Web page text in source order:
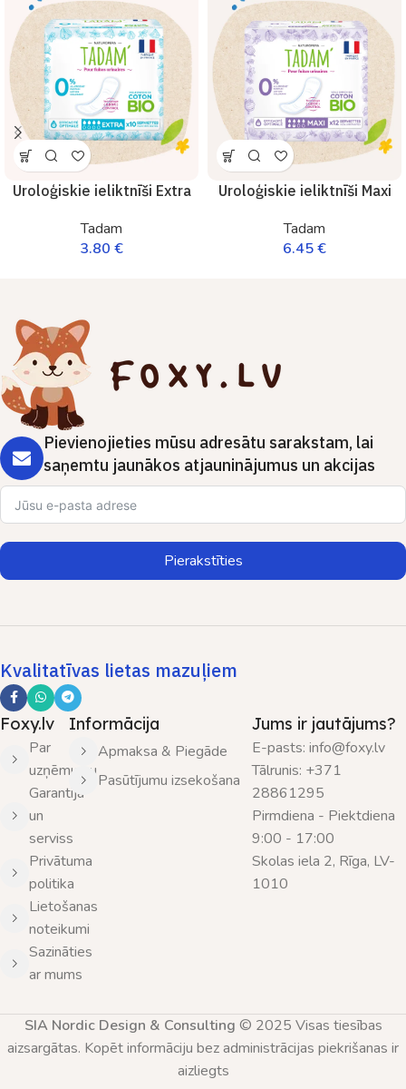
Uroloģiskie ieliktnīši Extra
Tadam
3.80 €
Uroloģiskie ieliktnīši Maxi
Tadam
6.45€
Pievienojieties mūsu adresātu sarakstam, lai
saņemtu jaunākos atjauninājumus un akcijas
Pierakstīties
Kvalitatīvas lietas mazuļiem
Foxy.lv
Par
uzņēmumu
Garantija
un
serviss
Privātuma
politika
Lietošanas
noteikumi
Sazināties
ar mums
Informācija
Apmaksa & Piegāde
Pasūtījumu izsekošana
Jums ir jautājums?
E-pasts: info@foxy.lv
Tālrunis: +371
28861295
Pirmdiena - Piektdiena
9:00 - 17:00
Skolas iela 2, Rīga, LV-
1010
SIA Nordic Design & Consulting © 2025 Visas tiesības
aizsargātas. Kopēt informāciju bez administrācijas piekrišanas ir
aizliegts